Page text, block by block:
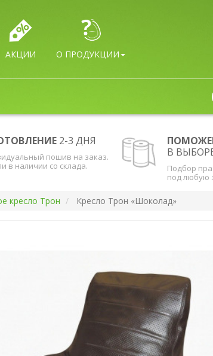
АКЦИИ О ПРОДУКЦИИ
2-3 ДНЯ
пошив на заказ.
в наличии со склада.
В
Подбор
под любую
кресло Трон Кресло Трон «Шоколад»